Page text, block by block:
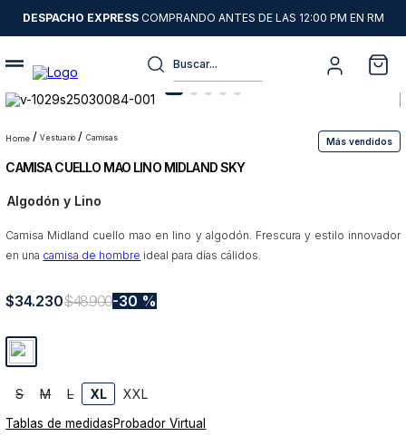
DESPACHO EXPRESSCOMPRANDO ANTES DE LAS 12:00 PM EN RM
Buscar...
vestuario camisas Más vendidos
CAMISA CUELLO MAO LINO MIDLAND SKY
Algodón y Lino
Camisa Midland cuello mao en lino y algodón. Frescura y estilo innovador
en una camisa de hombre ideal para días cálidos.
$34.230$48.900 30 %
S M L XL XXL
Tablas de medidasProbador Virtual
1.
sweater
2.
chaquetas
3.
camisas
4.
pantalon
6.
chaqueta cuero
8.
9
poleron
10. abrigo